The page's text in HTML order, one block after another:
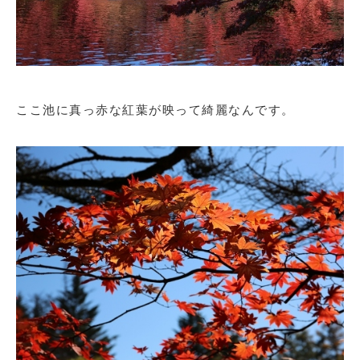
ここ池に真っ赤な紅葉が映って綺麗なんです。